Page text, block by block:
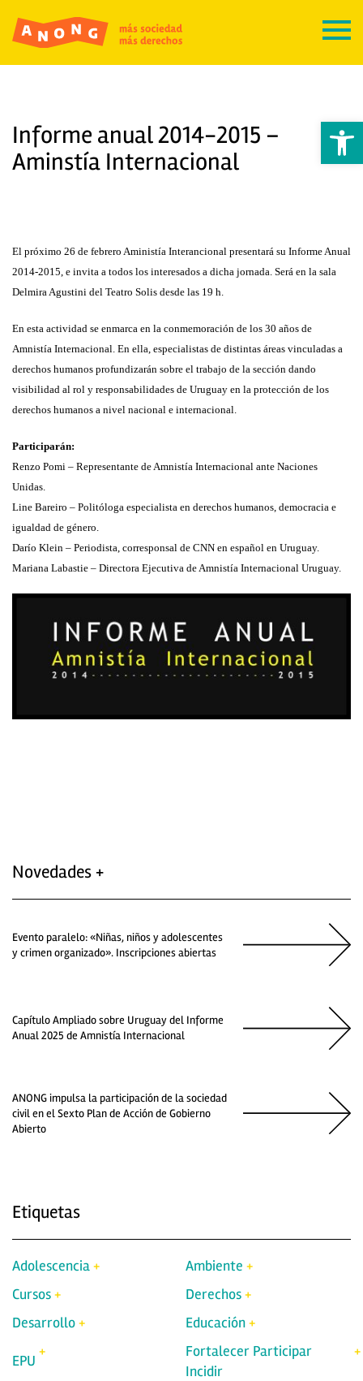
Abrir
Informe anual 2014-2015 –
Aminstía Internacional
El próximo 26 de febrero Aministía Interancional presentará su Informe Anual
2014-2015, e invita a todos los interesados a dicha jornada. Será en la sala
Delmira Agustini del Teatro Solis desde las 19 h.
En esta actividad se enmarca en la conmemoración de los 30 años de
Amnistía Internacional. En ella, especialistas de distintas áreas vinculadas a
derechos humanos profundizarán sobre el trabajo de la sección dando
visibilidad al rol y responsabilidades de Uruguay en la protección de los
derechos humanos a nivel nacional e internacional.
Participarán:
Renzo Pomi – Representante de Amnistía Internacional ante Naciones
Unidas.
Line Bareiro – Politóloga especialista en derechos humanos, democracia e
igualdad de género.
Darío Klein – Periodista, corresponsal de CNN en español en Uruguay.
Mariana Labastie – Directora Ejecutiva de Amnistía Internacional Uruguay.
Novedades +
Evento paralelo: «Niñas, niños y adolescentes
y crimen organizado». Inscripciones abiertas
Capítulo Ampliado sobre Uruguay del Informe
Anual 2025 de Amnistía Internacional
ANONG impulsa la participación de la sociedad
civil en el Sexto Plan de Acción de Gobierno
Abierto
Etiquetas
Adolescencia
Ambiente
Cursos
Derechos
Desarrollo
Educación
EPU
Fortalecer Participar
Incidir